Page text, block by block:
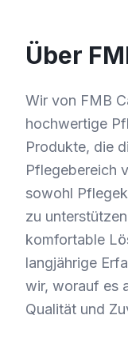
Über
Wir von FMB
hochwertige
Produkte, die
Pflegebereich
sowohl
zu
komfortable
langjährige
wir, worauf es
Qualität und